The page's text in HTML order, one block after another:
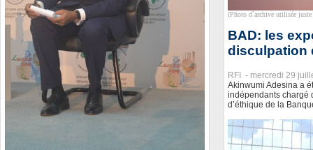
(Photo d`archive utilisée
BAD: les
disculpation
RFI - mercredi 29
Akinwumi Adesina a
indépendants chargé
d’éthique de la